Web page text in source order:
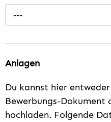
---
Anlagen
Du kannst hier
Bewerbungs-Dokument
hochladen. Folgende